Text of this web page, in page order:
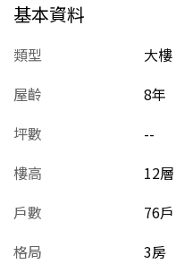
基本資料
類型
大樓
屋齡
8年
坪數
--
樓高
12層
戶數
76戶
格局
3房